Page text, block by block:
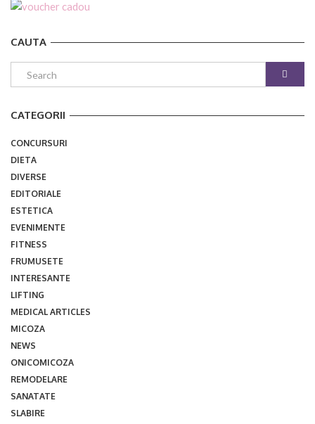
CAUTA
CATEGORII
CONCURSURI
DIETA
DIVERSE
EDITORIALE
ESTETICA
EVENIMENTE
FITNESS
FRUMUSETE
INTERESANTE
LIFTING
MEDICAL ARTICLES
MICOZA
NEWS
ONICOMICOZA
REMODELARE
SANATATE
SLABIRE